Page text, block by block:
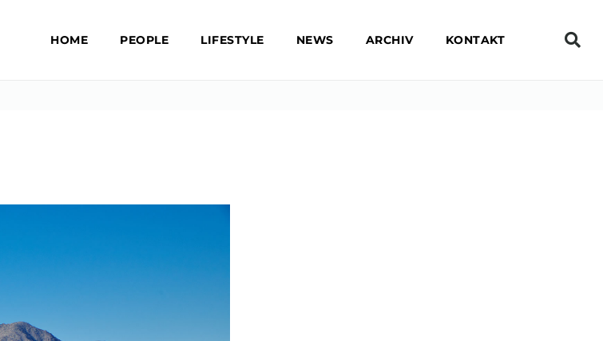
HOME PEOPLE LIFESTYLE NEWS ARCHIV KONTAKT